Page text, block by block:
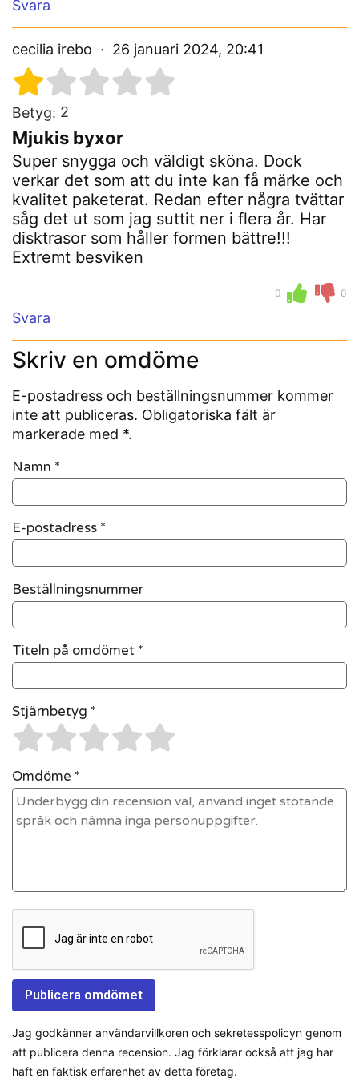
Svara
cecilia irebo 26 januari 2024, 20:41
Betyg: 2
Mjukis byxor
Super snygga och väldigt sköna. Dock
verkar det som att du inte kan få märke och
kvalitet paketerat. Redan efter några tvättar
såg det ut som jag suttit ner i flera år. Har
disktrasor som håller formen bättre!!!
Extremt besviken
0 0
Svara
Skriv en omdöme
E-postadress och beställningsnummer kommer
inte att publiceras. Obligatoriska fält är
markerade med *.
Namn *
E-postadress *
Beställningsnummer
Titeln på omdömet *
Stjärnbetyg *
Omdöme *
Jag godkänner användarvillkoren och sekretesspolicyn genom
att publicera denna recension. Jag förklarar också att jag har
haft en faktisk erfarenhet av detta företag.